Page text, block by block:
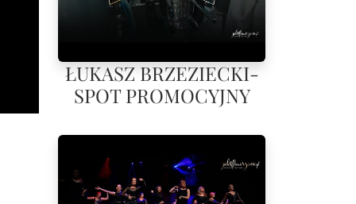
ŁUKASZ BRZEZIECKI-
SPOT PROMOCYJNY